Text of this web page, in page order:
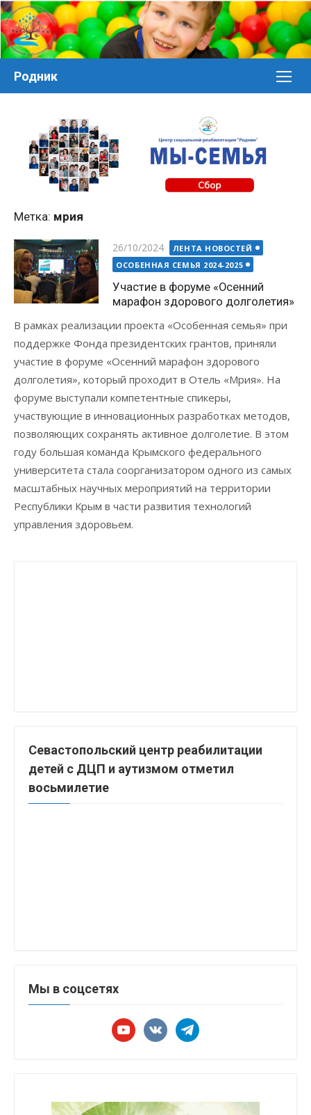
Перейти
к
контенту
Родник
Метка: мрия
Posted
on
26/10/2024
ЛЕНТА НОВОСТЕЙ
ОСОБЕННАЯ СЕМЬЯ 2024-2025
Участие в форуме «Осенний
марафон здорового долголетия»
В рамках реализации проекта «Особенная семья» при
поддержке Фонда президентских грантов, приняли
участие в форуме «Осенний марафон здорового
долголетия», который проходит в Отель «Мрия». На
форуме выступали компетентные спикеры,
участвующие в инновационных разработках методов,
позволяющих сохранять активное долголетие. В этом
году большая команда Крымского федерального
университета стала соорганизатором одного из самых
масштабных научных мероприятий на территории
Республики Крым в части развития технологий
управления здоровьем.
Севастопольский центр реабилитации
детей с ДЦП и аутизмом отметил
восьмилетие
Мы в соцсетях
youtubevkontaktetelegram